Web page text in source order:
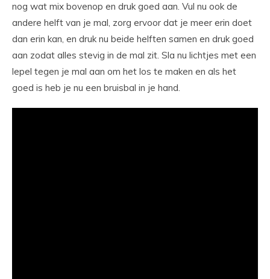
nog wat mix bovenop en druk goed aan. Vul nu ook de
andere helft van je mal, zorg ervoor dat je meer erin doet
dan erin kan, en druk nu beide helften samen en druk goed
aan zodat alles stevig in de mal zit. Sla nu lichtjes met een
lepel tegen je mal aan om het los te maken en als het
goed is heb je nu een bruisbal in je hand.